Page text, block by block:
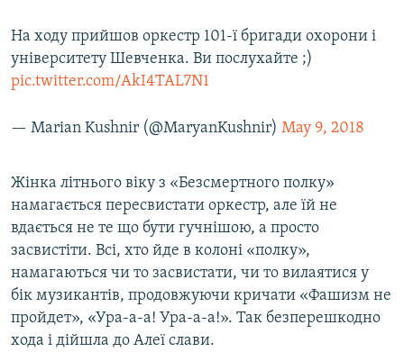
На ходу прийшов оркестр 101-ї бригади охорони і
університету Шевченка. Ви послухайте ;)
pic.twitter.com/AkI4TAL7N1
— Marian Kushnir (@MaryanKushnir) May 9, 2018
Жінка літнього віку з «Безсмертного полку»
намагається пересвистати оркестр, але їй не
вдається не те що бути гучнішою, а просто
засвистіти. Всі, хто йде в колоні «полку»,
намагаються чи то засвистати, чи то вилаятися у
бік музикантів, продовжуючи кричати «Фашизм не
пройдет», «Ура-а-а! Ура-а-а!». Так безперешкодно
хода і дійшла до Алеї слави.